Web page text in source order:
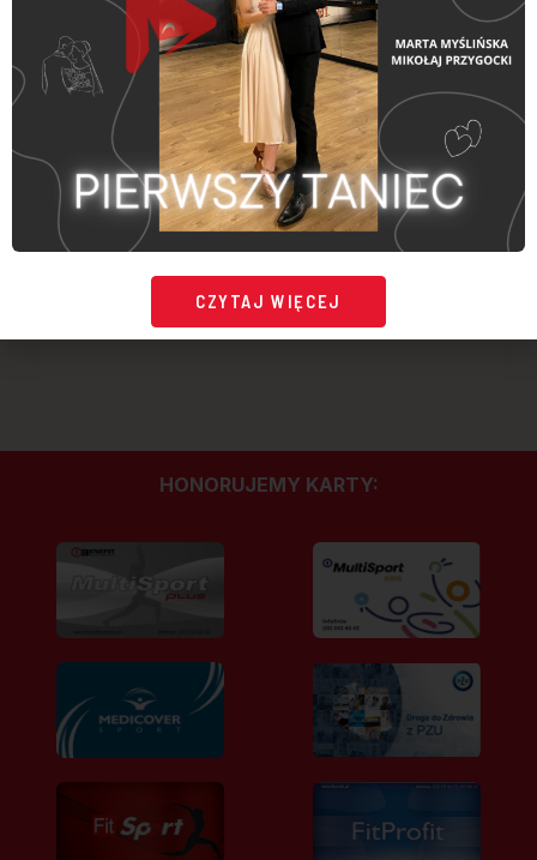
HONORUJEMY KARTY:
CZYTAJ WIĘCEJ